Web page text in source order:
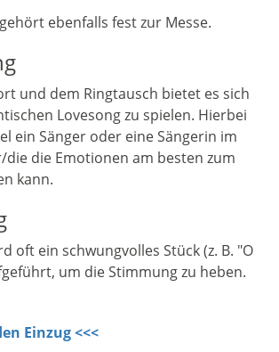
ebenfalls fest zur Messe.
und dem Ringtausch bietet es sich
Lovesong zu spielen. Hierbei
ein Sänger oder eine Sängerin im
die Emotionen am besten zum
kann.
oft ein schwungvolles Stück (z. B. "O
um die Stimmung zu heben.
Einzug <<<